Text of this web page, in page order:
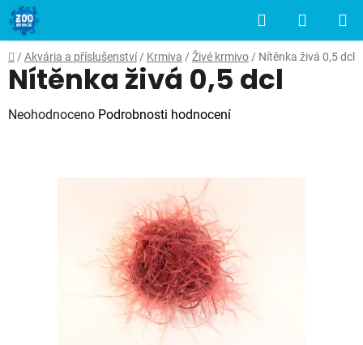
Přejít
na
obsah
Hledat
KOŠÍK
Domů
/ Akvária a příslušenství / Krmiva / Živé krmivo / Nítěnka živá 0,5 dcl
Nítěnka živá 0,5 dcl
Průměrné
Neohodnoceno Podrobnosti hodnocení